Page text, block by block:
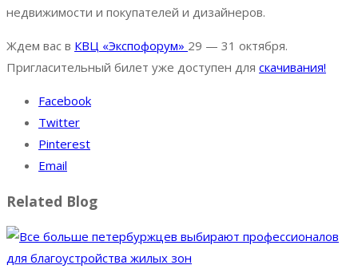
недвижимости и покупателей и дизайнеров.
Ждем вас в КВЦ «Экспофорум» 29 — 31 октября.
Пригласительный билет уже доступен для скачивания!
Facebook
Twitter
Pinterest
Email
Related Blog